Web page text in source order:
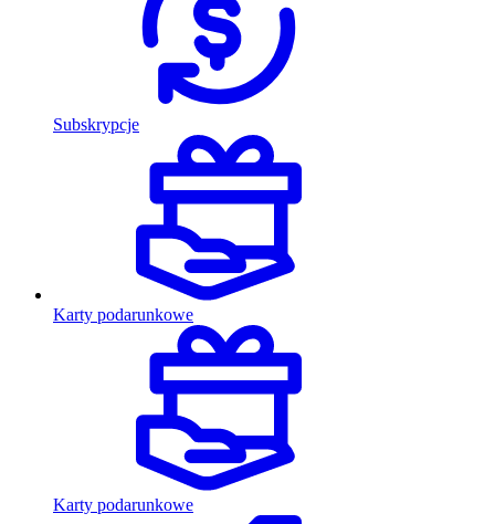
Subskrypcje
Karty podarunkowe
Karty podarunkowe